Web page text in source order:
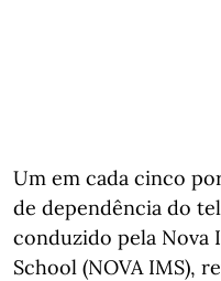
Um em cada cinco
de dependência do
conduzido pela Nova
School (NOVA IMS),